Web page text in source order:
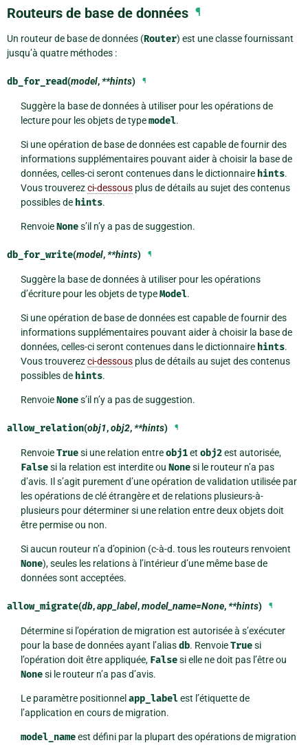
Routeurs de base de données ¶
Un routeur de base de données (Router) est une classe fournissant
jusqu’à quatre méthodes :
db_for_read(model,**hints) ¶
Suggère la base de données à utiliser pour les opérations de
lecture pour les objets de typemodel.
Si une opération de base de données est capable de fournir des
informations supplémentaires pouvant aider à choisir la base de
données, celles-ci seront contenues dans le dictionnaire hints.
Vous trouverezci-dessousplus de détails au sujet des contenus
possibles de hints.
RenvoieNones’il n’y a pas de suggestion.
db_for_write(model,**hints) ¶
Suggère la base de données à utiliser pour les opérations
d’écriture pour les objets de typeModel.
Si une opération de base de données est capable de fournir des
informations supplémentaires pouvant aider à choisir la base de
données, celles-ci seront contenues dans le dictionnaire hints.
Vous trouverezci-dessousplus de détails au sujet des contenus
possibles de hints.
RenvoieNones’il n’y a pas de suggestion.
allow_relation(obj1,obj2,**hints) ¶
RenvoieTruesi une relation entreobj1et obj2est autorisée,
Falsesi la relation est interdite ou Nonesi le routeur n’a pas
d’avis. Il s’agit purement d’une opération de validation utilisée par
les opérations de clé étrangère et de relations plusieurs-à-
plusieurs pour déterminer si une relation entre deux objets doit
être permise ou non.
Si aucun routeur n’a d’opinion (c-à-d. tous les routeurs renvoient
None), seules les relations à l’intérieur d’une même base de
données sont acceptées.
allow_migrate(db,app_label,model_name=None,**hints) ¶
Détermine si l’opération de migration est autorisée à s’exécuter
pour la base de données ayant l’aliasdb. RenvoieTruesi
l’opération doit être appliquée, Falsesi elle ne doit pas l’être ou
Nonesi le routeur n’a pas d’avis.
Le paramètre positionnel app_label est l’étiquette de
l’application en cours de migration.
model_nameest défini par la plupart des opérations de migration